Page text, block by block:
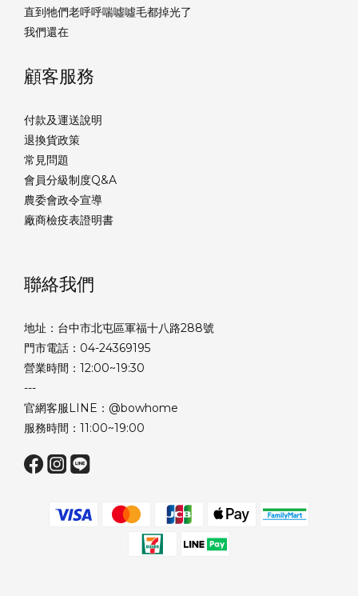
直到牠們老呼呼喘噓噓毛都掉光了
我們還在
顧客服務
付款及運送說明
退換貨政策
常見問題
會員分級制度Q&A
農委會政令宣導
廠商檢疫表證明書
聯絡我們
地址：台中市北屯區軍福十八路288號
門市電話：04-24369195
營業時間：12:00~19:30
---
官網客服LINE：@bowhome
服務時間：11:00~19:00